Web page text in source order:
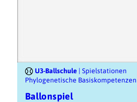
U3-Ballschule | Spielstationen
Phylogenetische Basiskompetenzen
Ballonspiel